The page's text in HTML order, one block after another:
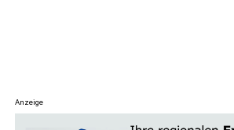
Anzeige